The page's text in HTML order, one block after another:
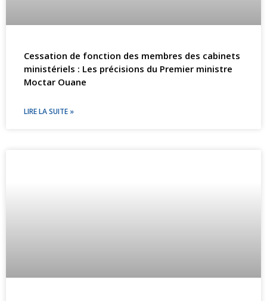
Cessation de fonction des membres des cabinets
ministériels : Les précisions du Premier ministre
Moctar Ouane
LIRE LA SUITE »